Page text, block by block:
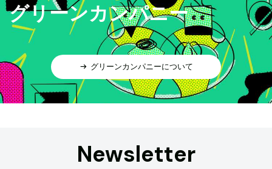
グリーンカンパニー
グリーンカンパニーについて
Newsletter